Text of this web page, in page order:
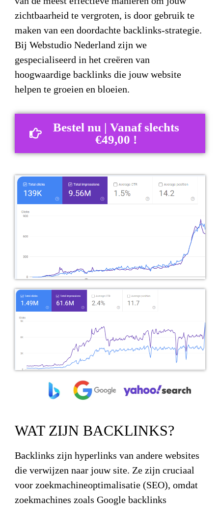
zichtbaarheid te vergroten, is door gebruik te
maken van een doordachte backlinks-strategie.
Bij Webstudio Nederland zijn we
gespecialiseerd in het creëren van
hoogwaardige backlinks die jouw website
helpen te groeien en bloeien.
Bestel nu | Vanaf slechts
€49,00 !
WAT ZIJN BACKLINKS?
Backlinks zijn hyperlinks van andere websites
die verwijzen naar jouw site. Ze zijn cruciaal
voor zoekmachineoptimalisatie (SEO), omdat
zoekmachines zoals Google backlinks